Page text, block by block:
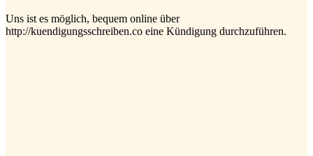
Uns ist es möglich, bequem online über
http://kuendigungsschreiben.co eine Kündigung durchzuführen.